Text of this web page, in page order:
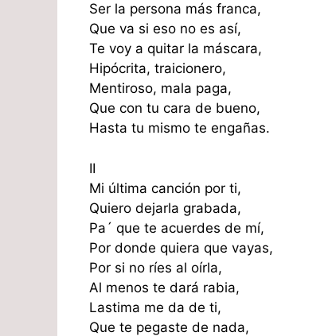
Ser la persona más franca,
Que va si eso no es así,
Te voy a quitar la máscara,
Hipócrita, traicionero,
Mentiroso, mala paga,
Que con tu cara de bueno,
Hasta tu mismo te engañas.
II
Mi última canción por ti,
Quiero dejarla grabada,
Pa´ que te acuerdes de mí,
Por donde quiera que vayas,
Por si no ríes al oírla,
Al menos te dará rabia,
Lastima me da de ti,
Que te pegaste de nada,